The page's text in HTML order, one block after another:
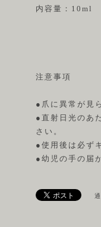
内容量：10ml
注意事項
●爪に異常が見
●直射日光のあ
さい。
●使用後は必ず
●幼児の手の届